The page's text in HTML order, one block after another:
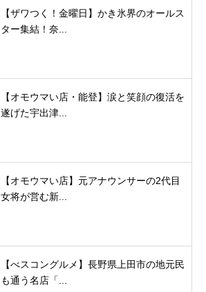
【ザワつく！金曜日】かき氷界のオールス
ター集結！奈...
【オモウマい店・能登】涙と笑顔の復活を
遂げた宇出津...
【オモウマい店】元アナウンサーの2代目
女将が営む新...
【べスコングルメ】長野県上田市の地元民
も通う名店「...